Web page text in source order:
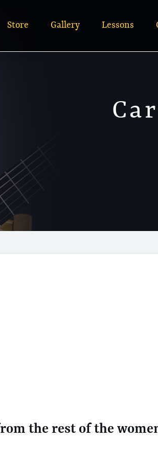
Store Gallery Lessons
the rest of the